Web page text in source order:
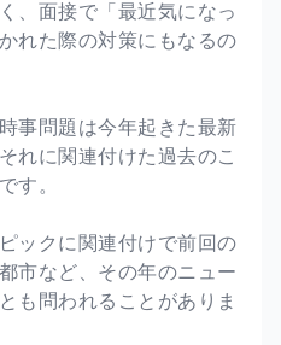
、面接で「最近気になっ
れた際の対策にもなるの
事問題は今年起きた最新
れに関連付けた過去のこ
す。
ックに関連付けで前回の
市など、その年のニュー
も問われることがありま